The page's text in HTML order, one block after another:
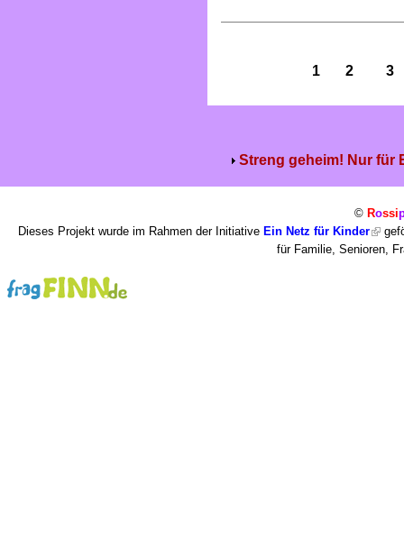
1 2 3
Streng geheim! Nur für
© Rossi
Dieses Projekt wurde im Rahmen der Initiative Ein Netz für Kinder
für Familie, Senioren,